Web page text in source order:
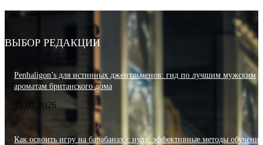
ВЫБОР РЕДАКЦИИ
Penhaligon’s для истинных джентльменов: гид по лучшим мужским
ароматам британского дома
31.07.2026
Как освоить игру на барабанах с нуля: эффективные методы